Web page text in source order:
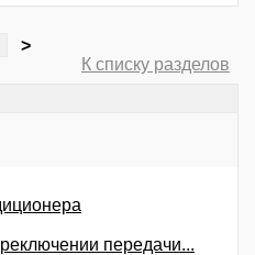
>
К списку разделов
передачи...